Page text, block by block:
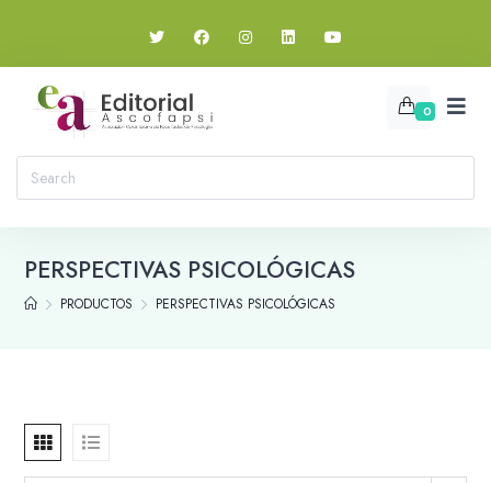
0
PERSPECTIVAS PSICOLÓGICAS
PRODUCTOS PERSPECTIVAS PSICOLÓGICAS